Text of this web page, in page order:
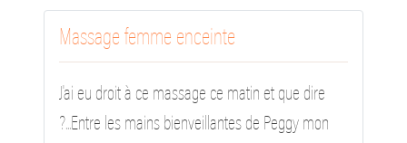
Massage femme enceinte
J'ai eu droit à ce massage ce matin et que dire
?...Entre les mains bienveillantes de Peggy mon